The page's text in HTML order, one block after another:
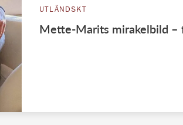
UTLÄNDSKT
Mette-Marits mirakelbild –